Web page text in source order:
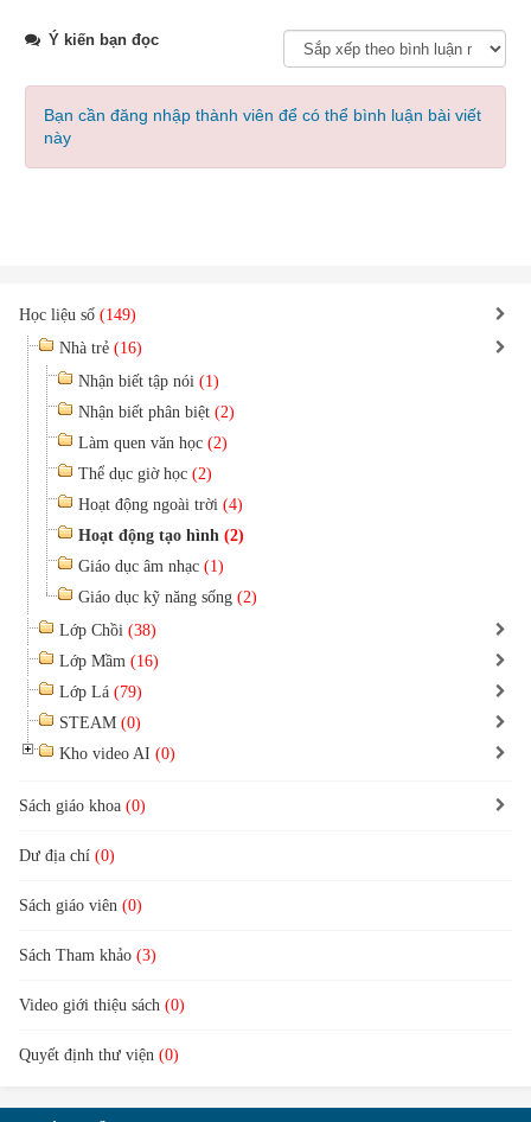
Ý kiến bạn đọc
Bạn cần đăng nhập thành viên để có thể bình luận bài viết
này
Học liệu số (149)
Nhà trẻ (16)
Nhận biết tập nói (1)
Nhận biết phân biệt (2)
Làm quen văn học (2)
Thể dục giờ học (2)
Hoạt động ngoài trời (4)
Hoạt động tạo hình (2)
Giáo dục âm nhạc (1)
Giáo dục kỹ năng sống (2)
Lớp Chồi (38)
Lớp Mầm (16)
Lớp Lá (79)
STEAM (0)
Kho video AI (0)
Sách giáo khoa (0)
Dư địa chí (0)
Sách giáo viên (0)
Sách Tham khảo (3)
Video giới thiệu sách (0)
Quyết định thư viện (0)